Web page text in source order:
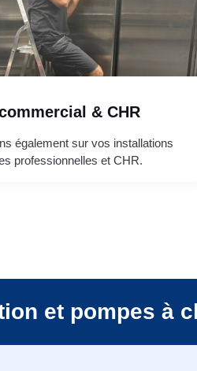
& CHR
également sur vos installations
professionnelles et CHR.
et pompes à